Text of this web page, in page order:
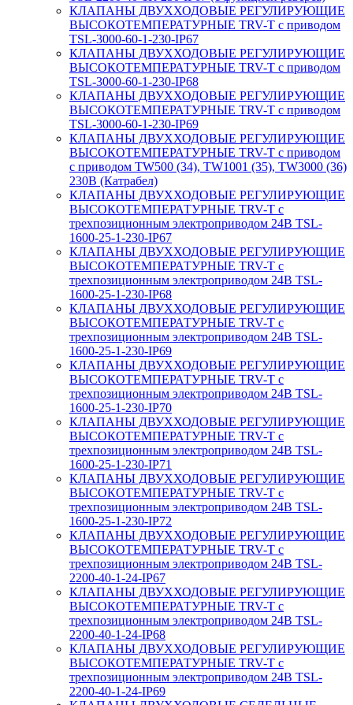
КЛАПАНЫ ДВУХХОДОВЫЕ РЕГУЛИРУЮЩИЕ
ВЫСОКОТЕМПЕРАТУРНЫЕ TRV-T с приводом
TSL-3000-60-1-230-IP67
КЛАПАНЫ ДВУХХОДОВЫЕ РЕГУЛИРУЮЩИЕ
ВЫСОКОТЕМПЕРАТУРНЫЕ TRV-T с приводом
TSL-3000-60-1-230-IP68
КЛАПАНЫ ДВУХХОДОВЫЕ РЕГУЛИРУЮЩИЕ
ВЫСОКОТЕМПЕРАТУРНЫЕ TRV-T с приводом
TSL-3000-60-1-230-IP69
КЛАПАНЫ ДВУХХОДОВЫЕ РЕГУЛИРУЮЩИЕ
ВЫСОКОТЕМПЕРАТУРНЫЕ TRV-T с приводом
с приводом TW500 (34), TW1001 (35), TW3000 (36)
230В (Катрабел)
КЛАПАНЫ ДВУХХОДОВЫЕ РЕГУЛИРУЮЩИЕ
ВЫСОКОТЕМПЕРАТУРНЫЕ TRV-T с
трехпозиционным электроприводом 24В TSL-
1600-25-1-230-IP67
КЛАПАНЫ ДВУХХОДОВЫЕ РЕГУЛИРУЮЩИЕ
ВЫСОКОТЕМПЕРАТУРНЫЕ TRV-T с
трехпозиционным электроприводом 24В TSL-
1600-25-1-230-IP68
КЛАПАНЫ ДВУХХОДОВЫЕ РЕГУЛИРУЮЩИЕ
ВЫСОКОТЕМПЕРАТУРНЫЕ TRV-T с
трехпозиционным электроприводом 24В TSL-
1600-25-1-230-IP69
КЛАПАНЫ ДВУХХОДОВЫЕ РЕГУЛИРУЮЩИЕ
ВЫСОКОТЕМПЕРАТУРНЫЕ TRV-T с
трехпозиционным электроприводом 24В TSL-
1600-25-1-230-IP70
КЛАПАНЫ ДВУХХОДОВЫЕ РЕГУЛИРУЮЩИЕ
ВЫСОКОТЕМПЕРАТУРНЫЕ TRV-T с
трехпозиционным электроприводом 24В TSL-
1600-25-1-230-IP71
КЛАПАНЫ ДВУХХОДОВЫЕ РЕГУЛИРУЮЩИЕ
ВЫСОКОТЕМПЕРАТУРНЫЕ TRV-T с
трехпозиционным электроприводом 24В TSL-
1600-25-1-230-IP72
КЛАПАНЫ ДВУХХОДОВЫЕ РЕГУЛИРУЮЩИЕ
ВЫСОКОТЕМПЕРАТУРНЫЕ TRV-T с
трехпозиционным электроприводом 24В TSL-
2200-40-1-24-IP67
КЛАПАНЫ ДВУХХОДОВЫЕ РЕГУЛИРУЮЩИЕ
ВЫСОКОТЕМПЕРАТУРНЫЕ TRV-T с
трехпозиционным электроприводом 24В TSL-
2200-40-1-24-IP68
КЛАПАНЫ ДВУХХОДОВЫЕ РЕГУЛИРУЮЩИЕ
ВЫСОКОТЕМПЕРАТУРНЫЕ TRV-T с
трехпозиционным электроприводом 24В TSL-
2200-40-1-24-IP69